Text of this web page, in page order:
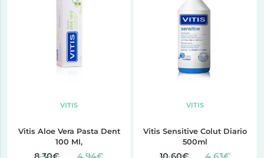
VITIS
Vitis Aloe Vera Pasta Dent
100 Ml,
VITIS
Vitis Sensitive Colut Diario
500ml